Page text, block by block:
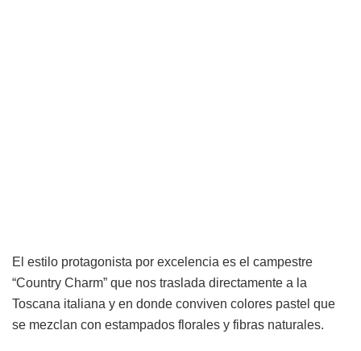
El estilo protagonista por excelencia es el campestre
“Country Charm” que nos traslada directamente a la
Toscana italiana y en donde conviven colores pastel que
se mezclan con estampados florales y fibras naturales.